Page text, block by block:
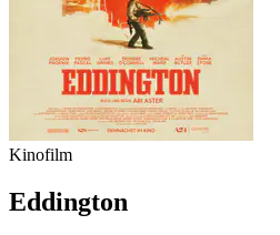
Kinofilm
Eddington